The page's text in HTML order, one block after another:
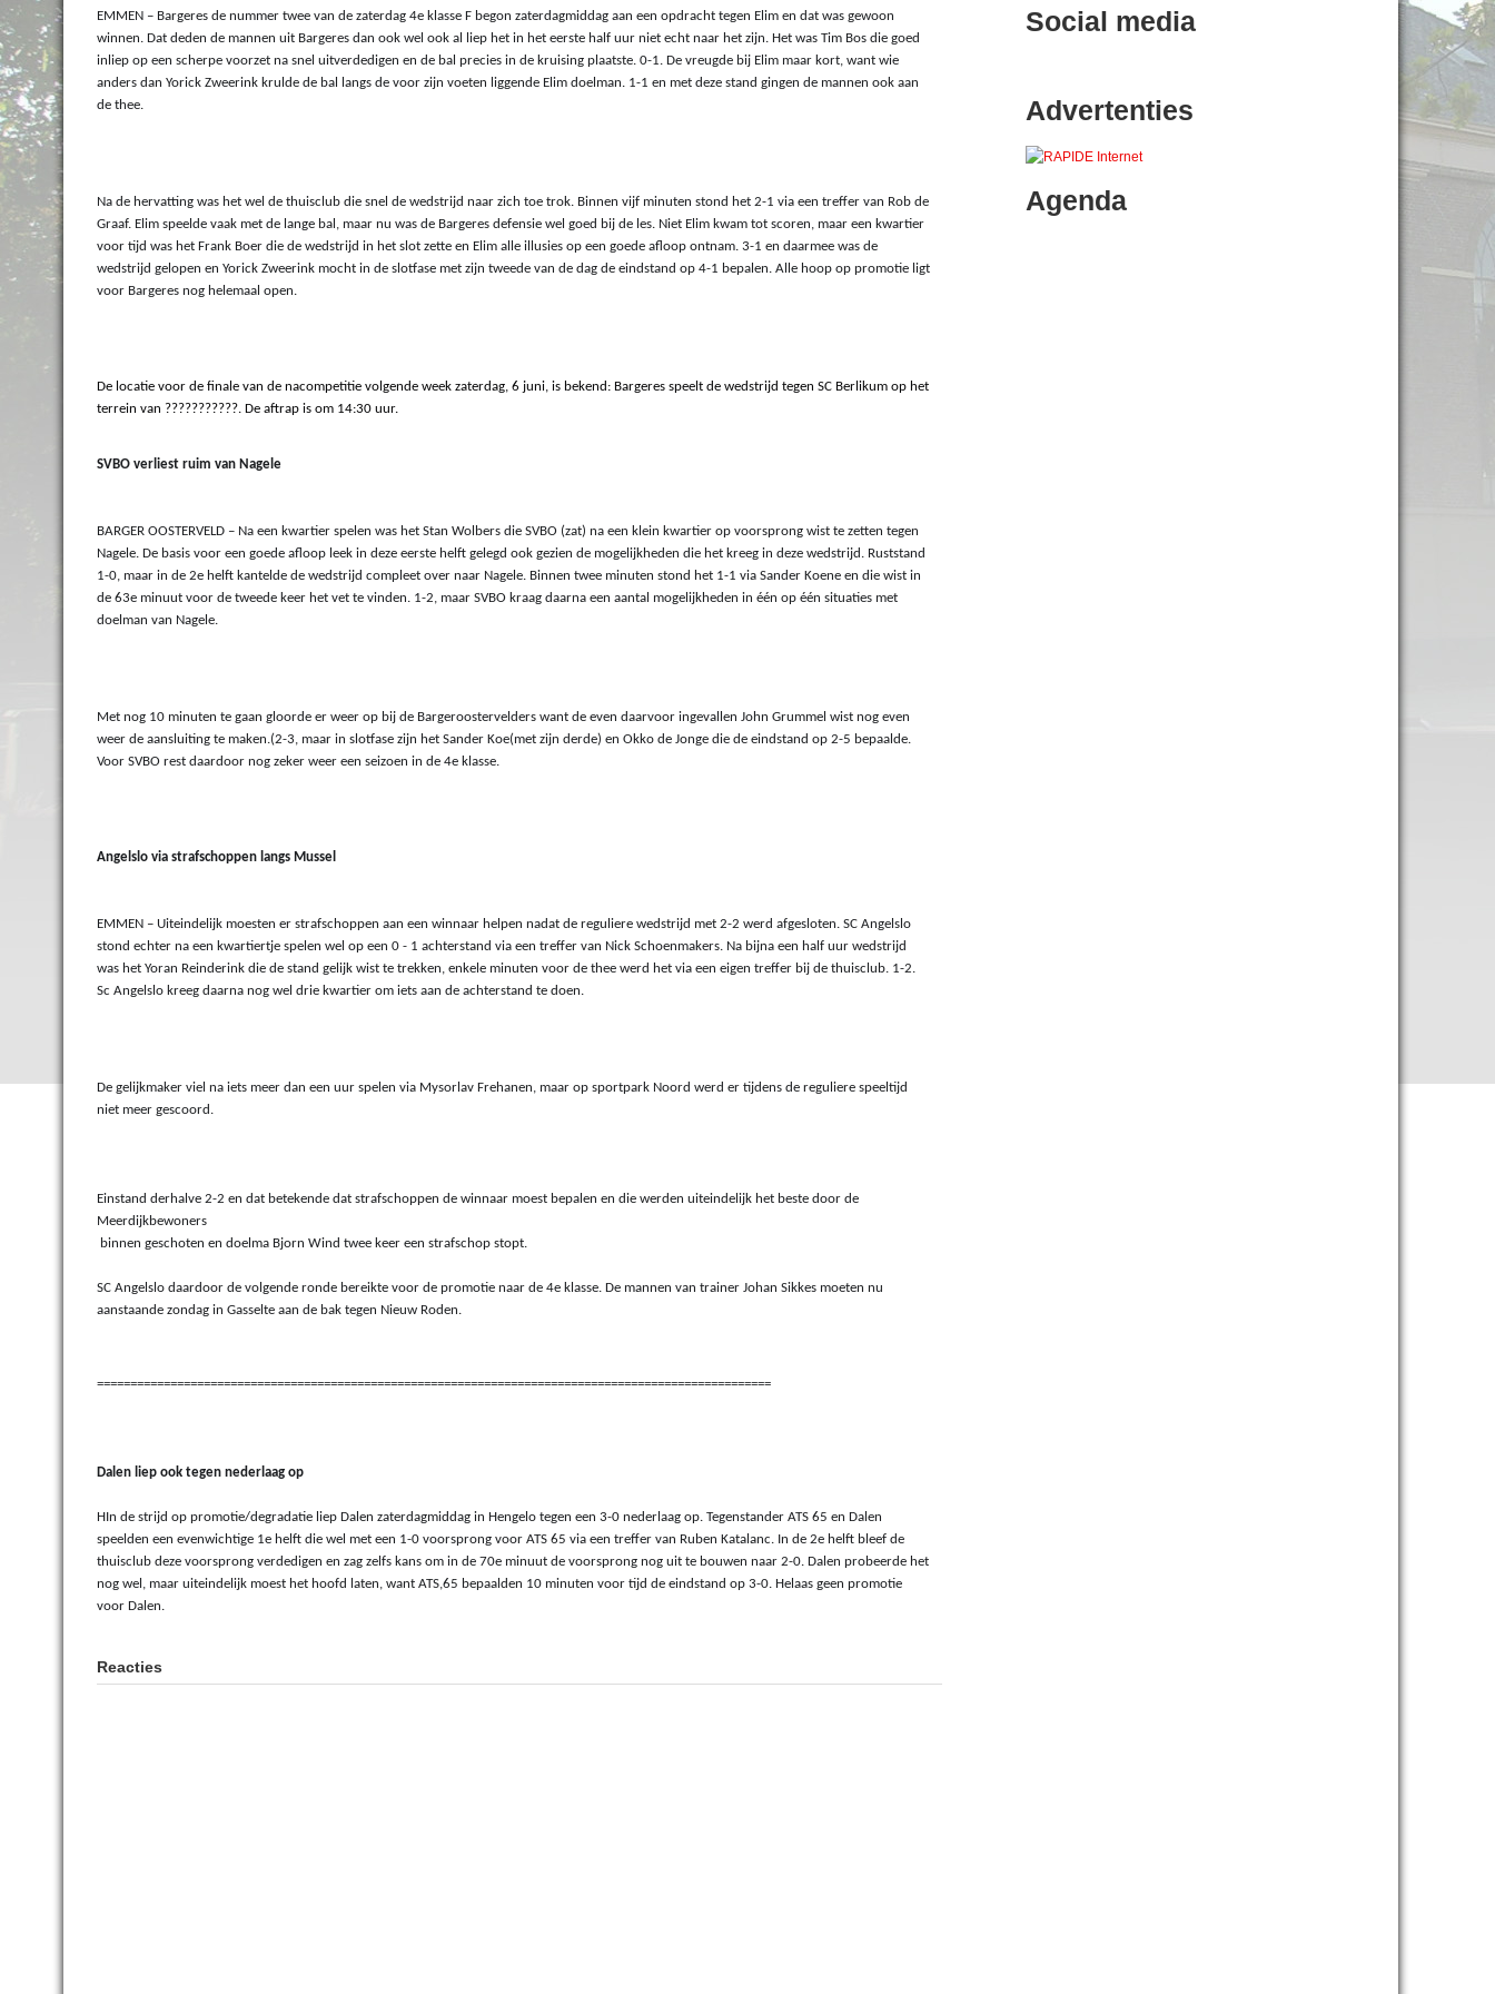
EMMEN – Bargeres de nummer twee van de zaterdag 4e klasse F begon zaterdagmiddag aan een opdracht tegen Elim en dat was gewoon
winnen. Dat deden de mannen uit Bargeres dan ook wel ook al liep het in het eerste half uur niet echt naar het zijn. Het was Tim Bos die goed
inliep op een scherpe voorzet na snel uitverdedigen en de bal precies in de kruising plaatste. 0-1. De vreugde bij Elim maar kort, want wie
anders dan Yorick Zweerink krulde de bal langs de voor zijn voeten liggende Elim doelman. 1-1 en met deze stand gingen de mannen ook aan
de thee.
Na de hervatting was het wel de thuisclub die snel de wedstrijd naar zich toe trok. Binnen vijf minuten stond het 2-1 via een treffer van Rob de
Graaf. Elim speelde vaak met de lange bal, maar nu was de Bargeres defensie wel goed bij de les. Niet Elim kwam tot scoren, maar een kwartier
voor tijd was het Frank Boer die de wedstrijd in het slot zette en Elim alle illusies op een goede afloop ontnam. 3-1 en daarmee was de
wedstrijd gelopen en Yorick Zweerink mocht in de slotfase met zijn tweede van de dag de eindstand op 4-1 bepalen. Alle hoop op promotie ligt
voor Bargeres nog helemaal open.
De locatie voor de finale van de nacompetitie volgende week zaterdag, 6 juni, is bekend: Bargeres speelt de wedstrijd tegen SC Berlikum op het
terrein van ???????????. De aftrap is om 14:30 uur.
SVBO verliest ruim van Nagele
BARGER OOSTERVELD – Na een kwartier spelen was het Stan Wolbers die SVBO (zat) na een klein kwartier op voorsprong wist te zetten tegen
Nagele. De basis voor een goede afloop leek in deze eerste helft gelegd ook gezien de mogelijkheden die het kreeg in deze wedstrijd. Ruststand
1-0, maar in de 2e helft kantelde de wedstrijd compleet over naar Nagele. Binnen twee minuten stond het 1-1 via Sander Koene en die wist in
de 63e minuut voor de tweede keer het vet te vinden. 1-2, maar SVBO kraag daarna een aantal mogelijkheden in één op één situaties met
doelman van Nagele.
Met nog 10 minuten te gaan gloorde er weer op bij de Bargeroostervelders want de even daarvoor ingevallen John Grummel wist nog even
weer de aansluiting te maken.(2-3, maar in slotfase zijn het Sander Koe(met zijn derde) en Okko de Jonge die de eindstand op 2-5 bepaalde.
Voor SVBO rest daardoor nog zeker weer een seizoen in de 4e klasse.
Angelslo via strafschoppen langs Mussel
EMMEN – Uiteindelijk moesten er strafschoppen aan een winnaar helpen nadat de reguliere wedstrijd met 2-2 werd afgesloten. SC Angelslo
stond echter na een kwartiertje spelen wel op een 0 - 1 achterstand via een treffer van Nick Schoenmakers. Na bijna een half uur wedstrijd
was het Yoran Reinderink die de stand gelijk wist te trekken, enkele minuten voor de thee werd het via een eigen treffer bij de thuisclub. 1-2.
Sc Angelslo kreeg daarna nog wel drie kwartier om iets aan de achterstand te doen.
De gelijkmaker viel na iets meer dan een uur spelen via Mysorlav Frehanen, maar op sportpark Noord werd er tijdens de reguliere speeltijd
niet meer gescoord.
Einstand derhalve 2-2 en dat betekende dat strafschoppen de winnaar moest bepalen en die werden uiteindelijk het beste door de
Meerdijkbewoners
binnen geschoten en doelma Bjorn Wind twee keer een strafschop stopt.
SC Angelslo daardoor de volgende ronde bereikte voor de promotie naar de 4e klasse. De mannen van trainer Johan Sikkes moeten nu
aanstaande zondag in Gasselte aan de bak tegen Nieuw Roden.
=====================================================================================================
Dalen liep ook tegen nederlaag op
HIn de strijd op promotie/degradatie liep Dalen zaterdagmiddag in Hengelo tegen een 3-0 nederlaag op. Tegenstander ATS 65 en Dalen
speelden een evenwichtige 1e helft die wel met een 1-0 voorsprong voor ATS 65 via een treffer van Ruben Katalanc. In de 2e helft bleef de
thuisclub deze voorsprong verdedigen en zag zelfs kans om in de 70e minuut de voorsprong nog uit te bouwen naar 2-0. Dalen probeerde het
nog wel, maar uiteindelijk moest het hoofd laten, want ATS,65 bepaalden 10 minuten voor tijd de eindstand op 3-0. Helaas geen promotie
voor Dalen.
Reacties
Social media
Advertenties
Agenda